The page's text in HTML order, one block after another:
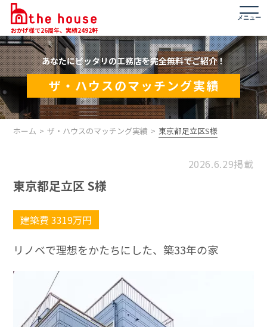
おかげ様で26周年、実績2492軒
メニュー
あなたにピッタリの工務店を完全無料でご紹介！
ザ・ハウスのマッチング実績
ホーム ザ・ハウスのマッチング実績 東京都足立区S様
2026.6.29掲載
東京都足立区 S様
建築費 3319万円
リノベで理想をかたちにした、築33年の家